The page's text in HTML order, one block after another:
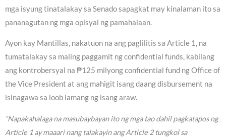
mga isyung tinatalakay sa Senado sapagkat may kinalaman ito sa
pananagutan ng mga opisyal ng pamahalaan.
Ayon kay Mantillas, nakatuon na ang paglilitis sa Article 1, na
tumatalakay sa maling paggamit ng confidential funds, kabilang
ang kontrobersyal na ₱125 milyong confidential fund ng Office of
the Vice President at ang mahigit isang daang disbursement na
isinagawa sa loob lamang ng isang araw.
“Napakahalaga na masubaybayan ito ng mga tao dahil pagkatapos ng
Article 1 ay maaari nang talakayin ang Article 2 tungkol sa